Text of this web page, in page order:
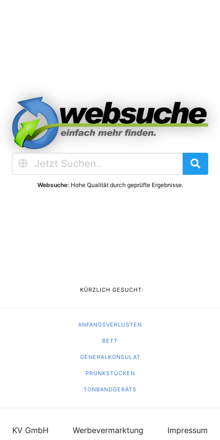
Websuche: Hohe Qualität durch geprüfte Ergebnisse.
KÜRZLICH GESUCHT:
ANFANGSVERLUSTEN
BETT
GENERALKONSULAT
PRUNKSTÜCKEN
TONBANDGERÄTS
KV GmbH Werbevermarktung Impressum